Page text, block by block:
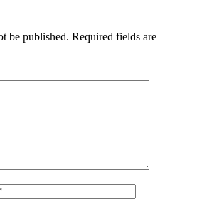
be published. Required fields are